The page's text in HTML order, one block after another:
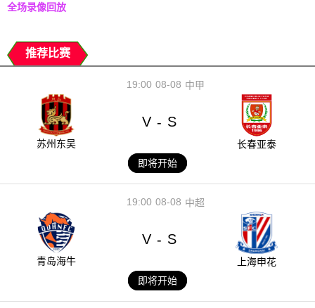
全场录像回放
推荐比赛
08-08
19:00 中甲
苏州东吴
V - S
长春亚泰
即将开始
08-08
19:00 中超
青岛海牛
V - S
上海申花
即将开始